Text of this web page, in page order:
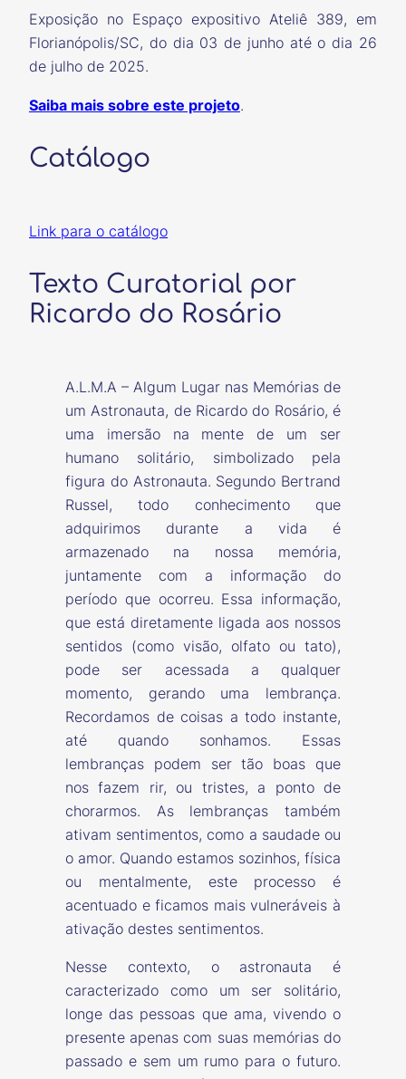
Exposição no Espaço expositivo Ateliê 389, em
Florianópolis/SC, do dia 03 de junho até o dia 26
de julho de 2025.
Saiba mais sobre este projeto.
Catálogo
Link para o catálogo
Texto Curatorial por
Ricardo do Rosário
A.L.M.A – Algum Lugar nas Memórias de
um Astronauta, de Ricardo do Rosário, é
uma imersão na mente de um ser
humano solitário, simbolizado pela
figura do Astronauta. Segundo Bertrand
Russel, todo conhecimento que
adquirimos durante a vida é
armazenado na nossa memória,
juntamente com a informação do
período que ocorreu. Essa informação,
que está diretamente ligada aos nossos
sentidos (como visão, olfato ou tato),
pode ser acessada a qualquer
momento, gerando uma lembrança.
Recordamos de coisas a todo instante,
até quando sonhamos. Essas
lembranças podem ser tão boas que
nos fazem rir, ou tristes, a ponto de
chorarmos. As lembranças também
ativam sentimentos, como a saudade ou
o amor. Quando estamos sozinhos, física
ou mentalmente, este processo é
acentuado e ficamos mais vulneráveis à
ativação destes sentimentos.
Nesse contexto, o astronauta é
caracterizado como um ser solitário,
longe das pessoas que ama, vivendo o
presente apenas com suas memórias do
passado e sem um rumo para o futuro.